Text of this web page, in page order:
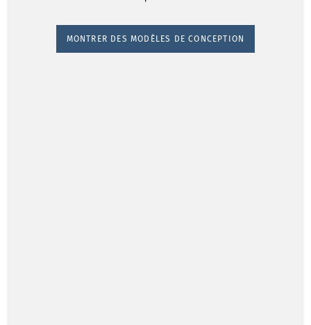
MONTRER DES MODÈLES DE CONCEPTION